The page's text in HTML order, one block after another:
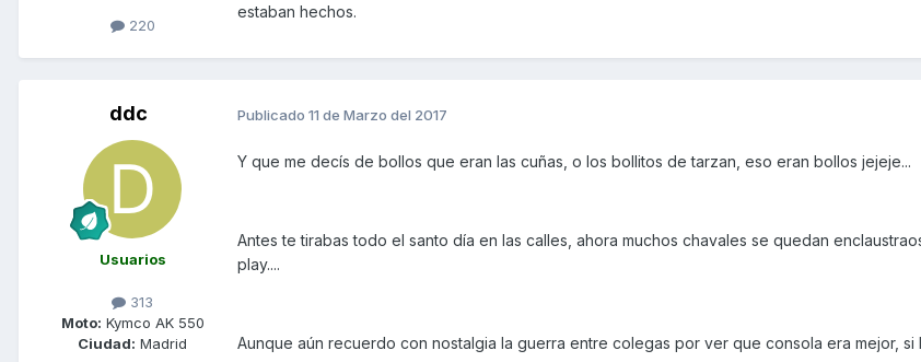
220
estaban hechos.
ddc
Usuarios
313
Moto: Kymco AK 550
Ciudad: Madrid
Publicado 11 de Marzo del 2017
Y que me decís de bollos que eran las cuñas, o los bollitos de tarzan, eso eran bollos jejeje...
Antes te tirabas todo el santo día en las calles, ahora muchos chavales se quedan
play....
Aunque aún recuerdo con nostalgia la guerra entre colegas por ver que consola era mejor, si